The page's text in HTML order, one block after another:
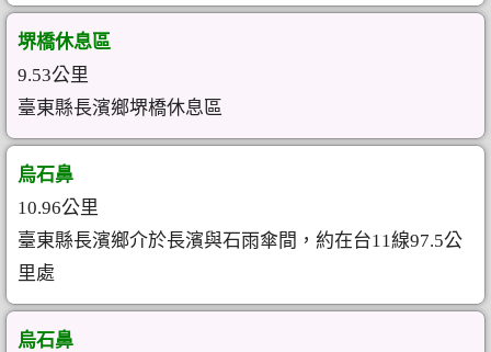
堺橋休息區
9.53公里
臺東縣長濱鄉堺橋休息區
烏石鼻
10.96公里
臺東縣長濱鄉介於長濱與石雨傘間，約在台11線97.5公
里處
烏石鼻